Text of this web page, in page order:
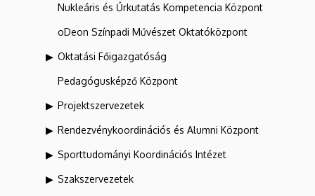
Nukleáris és Űrkutatás Kompetencia Központ
oDeon Színpadi Művészet Oktatóközpont
Oktatási Főigazgatóság
Pedagógusképző Központ
Projektszervezetek
Rendezvénykoordinációs és Alumni Központ
Sporttudományi Koordinációs Intézet
Szakszervezetek